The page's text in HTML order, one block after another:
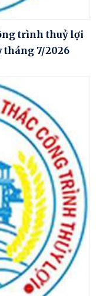
trình thuỷ lợi
tháng 7/2026